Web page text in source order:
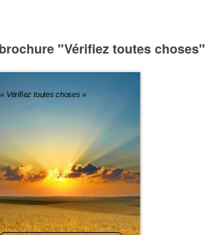
"Vérifiez toutes choses"